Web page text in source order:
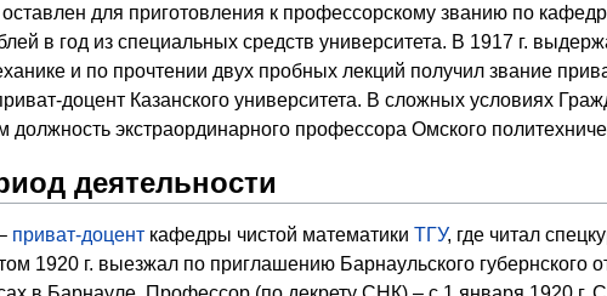
для приготовления к профессорскому званию по
в год из специальных средств университета. В 1917 г.
и по прочтении двух пробных лекций получил звание
доцент Казанского университета. В сложных условиях
экстраординарного профессора Омского
деятельности
приват-доценткафедры чистой математики ТГУ, где читал
1920 г. выезжал по приглашению Барнаульского губернского